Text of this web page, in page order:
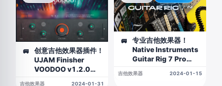
🚐
创意吉他效果器插件！
UJAM Finisher
VOODOO v1.2.0
吉他效果器 2024-01-31
🚐
专业吉他效果器！
Native Instruments
Guitar Rig 7 Pro
吉他效果器 2024-01-15